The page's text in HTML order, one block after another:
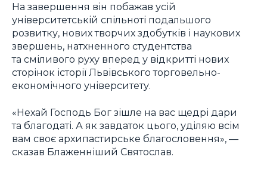
На завершення він побажав усій
університетській спільноті подальшого
розвитку, нових творчих здобутків і наукових
звершень, натхненного студентства
та сміливого руху вперед у відкритті нових
сторінок історії Львівського торговельно-
економічного університету.
«Нехай Господь Бог зішле на вас щедрі дари
та благодаті. А як завдаток цього, уділяю всім
вам своє архипастирське благословення», —
сказав Блаженніший Святослав.